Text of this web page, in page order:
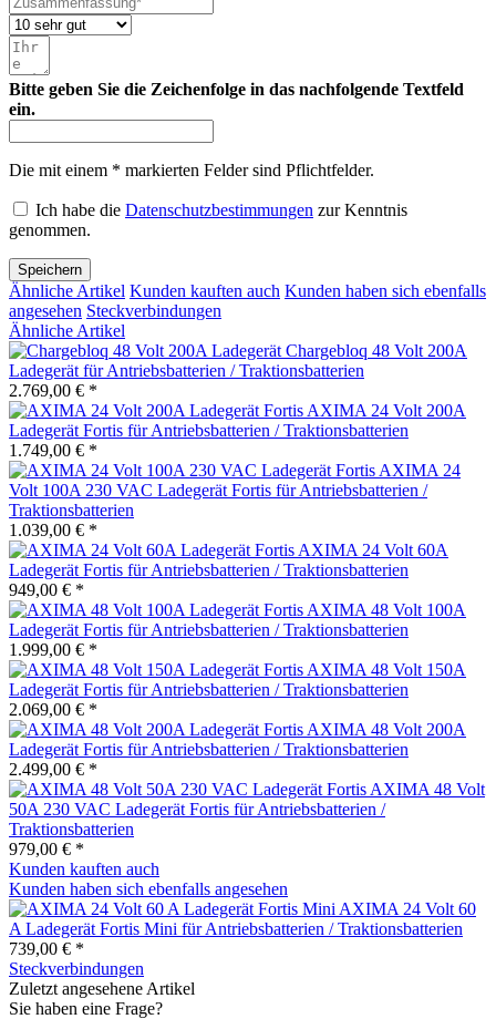
Bitte geben Sie die Zeichenfolge in das nachfolgende Textfeld
ein.
Die mit einem * markierten Felder sind Pflichtfelder.
Ich habe die Datenschutzbestimmungen zur Kenntnis
genommen.
Speichern
Ähnliche Artikel Kunden kauften auch Kunden haben sich ebenfalls
angesehen Steckverbindungen
Ähnliche Artikel
Chargebloq 48 Volt 200A
Ladegerät für Antriebsbatterien / Traktionsbatterien
2.769,00 € *
AXIMA 24 Volt 200A
Ladegerät Fortis für Antriebsbatterien / Traktionsbatterien
1.749,00 € *
AXIMA 24
Volt 100A 230 VAC Ladegerät Fortis für Antriebsbatterien /
Traktionsbatterien
1.039,00 € *
AXIMA 24 Volt 60A
Ladegerät Fortis für Antriebsbatterien / Traktionsbatterien
949,00 € *
AXIMA 48 Volt 100A
Ladegerät Fortis für Antriebsbatterien / Traktionsbatterien
1.999,00 € *
AXIMA 48 Volt 150A
Ladegerät Fortis für Antriebsbatterien / Traktionsbatterien
2.069,00 € *
AXIMA 48 Volt 200A
Ladegerät Fortis für Antriebsbatterien / Traktionsbatterien
2.499,00 € *
AXIMA 48 Volt
50A 230 VAC Ladegerät Fortis für Antriebsbatterien /
Traktionsbatterien
979,00 € *
Kunden kauften auch
Kunden haben sich ebenfalls angesehen
AXIMA 24 Volt 60
A Ladegerät Fortis Mini für Antriebsbatterien / Traktionsbatterien
739,00 € *
Steckverbindungen
Zuletzt angesehene Artikel
Sie haben eine Frage?